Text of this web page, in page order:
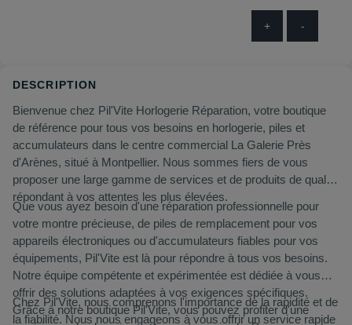
+ -
DESCRIPTION
Bienvenue chez Pil'Vite Horlogerie Réparation, votre boutique
de référence pour tous vos besoins en horlogerie, piles et
accumulateurs dans le centre commercial La Galerie Près
d'Arènes, situé à Montpellier. Nous sommes fiers de vous
proposer une large gamme de services et de produits de qualité
répondant à vos attentes les plus élevées.
Que vous ayez besoin d'une réparation professionnelle pour
votre montre précieuse, de piles de remplacement pour vos
appareils électroniques ou d'accumulateurs fiables pour vos
équipements, Pil'Vite est là pour répondre à tous vos besoins.
Notre équipe compétente et expérimentée est dédiée à vous
offrir des solutions adaptées à vos exigences spécifiques.
Grâce à notre boutique Pil'Vite, vous pouvez profiter d'une
Chez Pil'Vite, nous comprenons l'importance de la rapidité et de
la fiabilité. Nous nous engageons à vous offrir un service rapide